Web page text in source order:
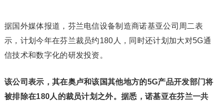
据国外媒体报道，芬兰电信设备制造商诺基亚公司周二表
示，计划今年在芬兰裁员约180人，同时还计划加大对5G通
信技术和数字化的研发投资。
该公司表示，其在奥卢和该国其他地方的5G产品开发部门将
被排除在180人的裁员计划之外。据悉，诺基亚在芬兰一共